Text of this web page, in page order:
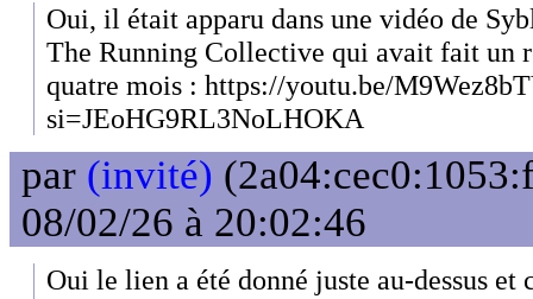
Oui, il était apparu dans une vidéo de
The Running Collective qui avait fait un
quatre mois : https://youtu.be/
si=JEoHG9RL3NoLHOKA
par (invité)
08/02/26 à 20:02:46
Oui le lien a été donné juste au-dessus et